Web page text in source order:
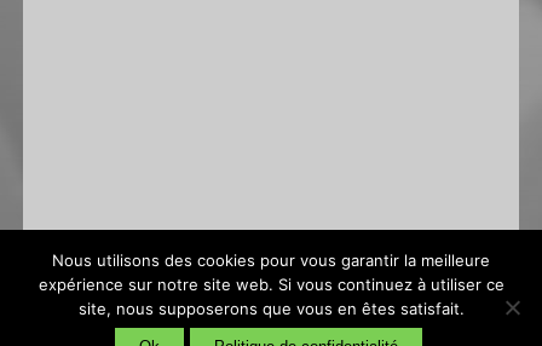
Nous utilisons des cookies pour vous garantir la meilleure
expérience sur notre site web. Si vous continuez à utiliser ce
site, nous supposerons que vous en êtes satisfait.